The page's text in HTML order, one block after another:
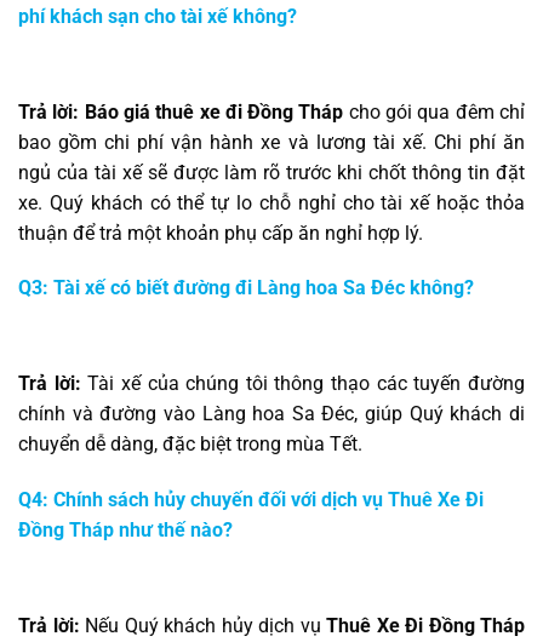
phí khách sạn cho tài xế không?
Trả lời: Báo giá thuê xe đi Đồng Tháp cho gói qua đêm chỉ
bao gồm chi phí vận hành xe và lương tài xế. Chi phí ăn
ngủ của tài xế sẽ được làm rõ trước khi chốt thông tin đặt
xe. Quý khách có thể tự lo chỗ nghỉ cho tài xế hoặc thỏa
thuận để trả một khoản phụ cấp ăn nghỉ hợp lý.
Q3: Tài xế có biết đường đi Làng hoa Sa Đéc không?
Trả lời: Tài xế của chúng tôi thông thạo các tuyến đường
chính và đường vào Làng hoa Sa Đéc, giúp Quý khách di
chuyển dễ dàng, đặc biệt trong mùa Tết.
Q4: Chính sách hủy chuyến đối với dịch vụ Thuê Xe Đi
Đồng Tháp như thế nào?
Trả lời: Nếu Quý khách hủy dịch vụ Thuê Xe Đi Đồng Tháp